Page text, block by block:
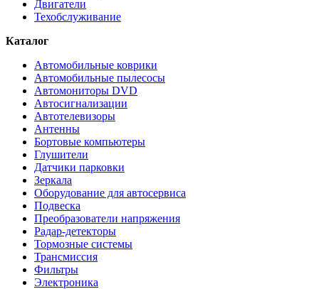
Двигатели
Техобслуживание
Каталог
Автомобильные коврики
Автомобильные пылесосы
Автомониторы DVD
Автосигнализации
Автотелевизоры
Антенны
Бортовые компьютеры
Глушители
Датчики парковки
Зеркала
Оборудование для автосервиса
Подвеска
Преобразователи напряжения
Радар-детекторы
Тормозные системы
Трансмиссия
Фильтры
Электроника